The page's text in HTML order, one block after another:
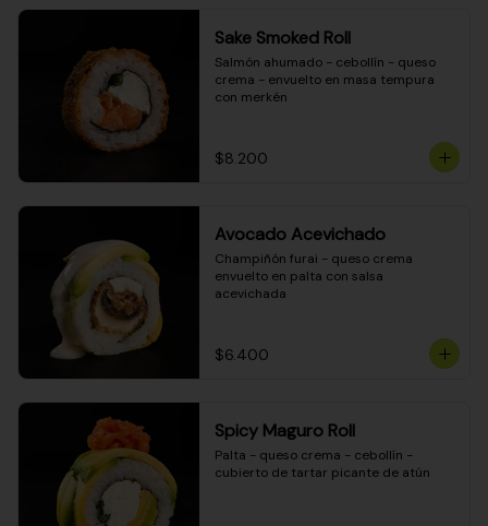
Sake Smoked Roll
Salmón ahumado - cebollín - queso
crema - envuelto en masa tempura
con merkén
$8.200
Avocado Acevichado
Champiñón furai - queso crema
envuelto en palta con salsa
acevichada
$6.400
Spicy Maguro Roll
Palta - queso crema - cebollín -
cubierto de tartar picante de atún